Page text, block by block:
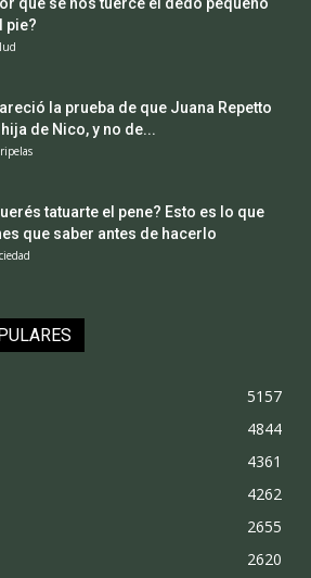
pie?
la prueba de que Juana Repetto
de Nico, y no de...
tatuarte el pene? Esto es lo que
que saber antes de hacerlo
5157
4844
4361
4262
2655
2620